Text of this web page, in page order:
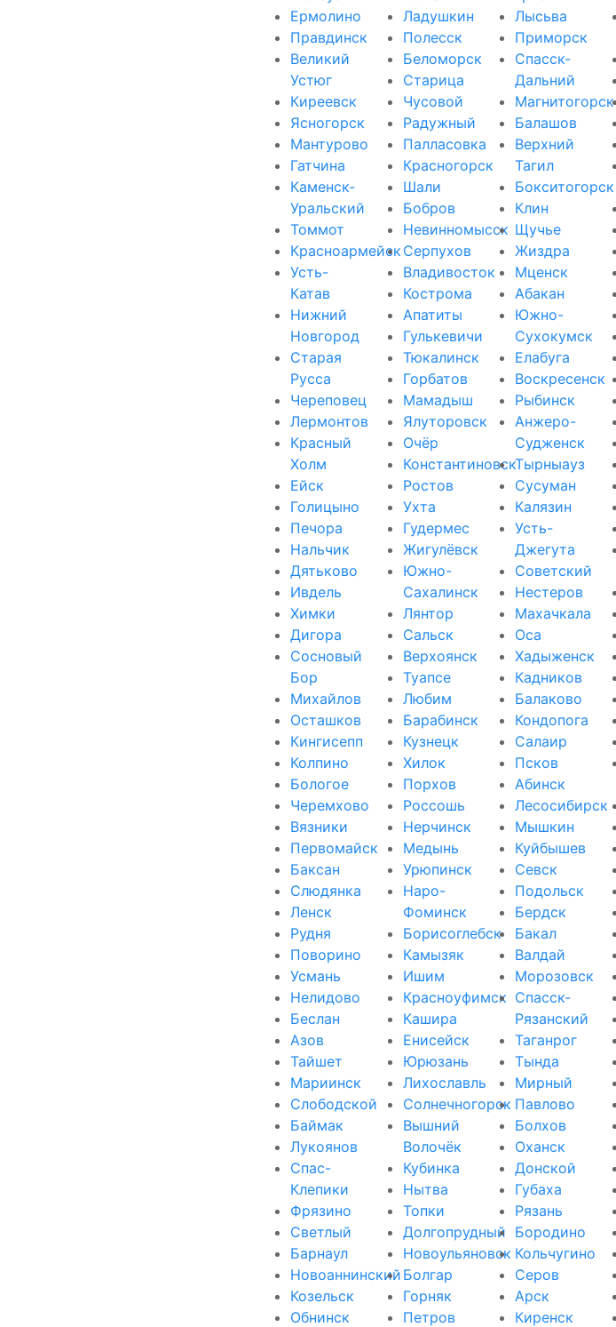
Ермолино
Правдинск
Великий
Устюг
Киреевск
Ясногорск
Мантурово
Гатчина
Каменск-
Уральский
Томмот
Красноармейск
Усть-
Катав
Нижний
Новгород
Старая
Русса
Череповец
Лермонтов
Красный
Холм
Ейск
Голицыно
Печора
Нальчик
Дятьково
Ивдель
Химки
Дигора
Сосновый
Бор
Михайлов
Осташков
Кингисепп
Колпино
Бологое
Черемхово
Вязники
Первомайск
Баксан
Слюдянка
Ленск
Рудня
Поворино
Усмань
Нелидово
Беслан
Азов
Тайшет
Мариинск
Слободской
Баймак
Лукоянов
Спас-
Клепики
Фрязино
Светлый
Барнаул
Новоаннинский
Козельск
Обнинск
Ладушкин
Полесск
Беломорск
Старица
Чусовой
Радужный
Палласовка
Красногорск
Шали
Бобров
Невинномысск
Серпухов
Владивосток
Кострома
Апатиты
Гулькевичи
Тюкалинск
Горбатов
Мамадыш
Ялуторовск
Очёр
Константиновск
Ростов
Ухта
Гудермес
Жигулёвск
Южно-
Сахалинск
Лянтор
Сальск
Верхоянск
Туапсе
Любим
Барабинск
Кузнецк
Хилок
Порхов
Россошь
Нерчинск
Медынь
Урюпинск
Наро-
Фоминск
Борисоглебск
Камызяк
Ишим
Красноуфимск
Кашира
Енисейск
Юрюзань
Лихославль
Солнечногорск
Вышний
Волочёк
Кубинка
Нытва
Топки
Долгопрудный
Новоульяновск
Болгар
Горняк
Петров
Лысьва
Приморск
Спасск-
Дальний
Магнитогорск
Балашов
Верхний
Тагил
Бокситогорск
Клин
Щучье
Жиздра
Мценск
Абакан
Южно-
Сухокумск
Елабуга
Воскресенск
Рыбинск
Анжеро-
Судженск
Тырныауз
Сусуман
Калязин
Усть-
Джегута
Советский
Нестеров
Махачкала
Оса
Хадыженск
Кадников
Балаково
Кондопога
Салаир
Псков
Абинск
Лесосибирск
Мышкин
Куйбышев
Севск
Подольск
Бердск
Бакал
Валдай
Морозовск
Спасск-
Рязанский
Таганрог
Тында
Мирный
Павлово
Болхов
Оханск
Донской
Губаха
Рязань
Бородино
Кольчугино
Серов
Арск
Киренск